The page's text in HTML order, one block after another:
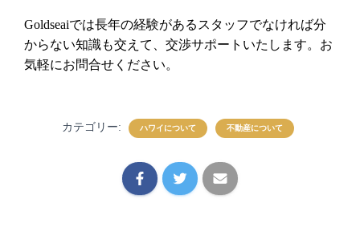
Goldseaiでは長年の経験があるスタッフでなければ分
からない知識も交えて、交渉サポートいたします。お
気軽にお問合せください。
カテゴリー: ハワイについて 不動産について